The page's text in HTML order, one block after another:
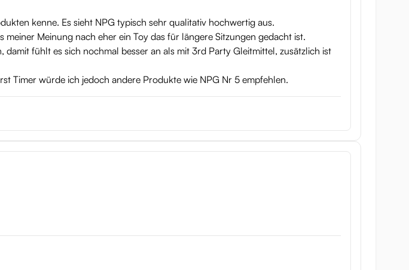
kenne. Es sieht NPG typisch sehr qualitativ hochwertig aus.
Meinung nach eher ein Toy das für längere Sitzungen gedacht ist.
fühlt es sich nochmal besser an als mit 3rd Party Gleitmittel, zusätzlich ist
Timer würde ich jedoch andere Produkte wie NPG Nr 5 empfehlen.